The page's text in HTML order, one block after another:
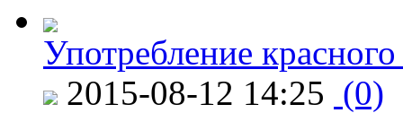
Употребление
2015-08-12 14:25 (0)